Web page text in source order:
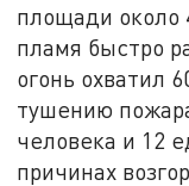
площади около
пламя быстро
огонь охватил
тушению
человека и 12
причинах